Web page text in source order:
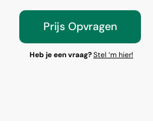
Prijs Opvragen
Heb je een vraag?Stel ‘m hier!